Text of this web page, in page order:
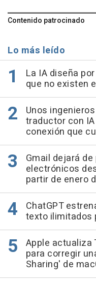
Contenido patrocinado
Lo más leído
La IA diseña
que no existen
Unos
traductor con
conexión que
Gmail dejará
electrónicos
partir de enero
ChatGPT
texto ilimitados
Apple actualiza
para corregir
Sharing' de